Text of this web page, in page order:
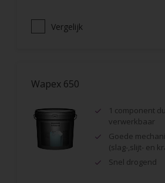
Vergelijk
Wapex 650
1 component
verwerkbaar
Goede
(slag-,slijt- en
Snel drogend